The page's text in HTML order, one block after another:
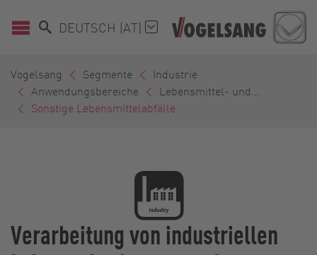
DEUTSCH (AT)
Vogelsang Segmente
Industrie
Anwendungsbereiche
Lebensmittel- und...
Sonstige Lebensmittelabfälle
Verarbeitung von industriellen